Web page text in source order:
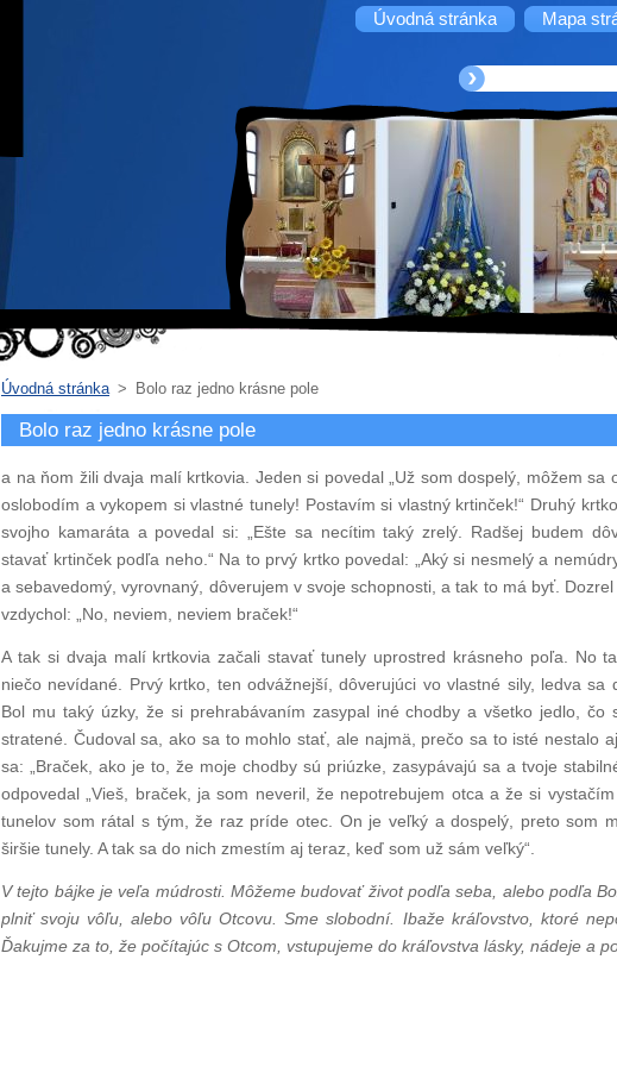
Úvodná stránka Mapa
Úvodná stránka > Bolo raz jedno krásne pole
Bolo raz jedno krásne pole
a na ňom žili dvaja malí krtkovia. Jeden si povedal „Už som dospelý, môžem sa
oslobodím a vykopem si vlastné tunely! Postavím si vlastný krtinček!“ Druhý
svojho kamaráta a povedal si: „Ešte sa necítim taký zrelý. Radšej budem
stavať krtinček podľa neho.“ Na to prvý krtko povedal: „Aký si nesmelý a
a sebavedomý, vyrovnaný, dôverujem v svoje schopnosti, a tak to má byť.
vzdychol: „No, neviem, neviem braček!“
A tak si dvaja malí krtkovia začali stavať tunely uprostred krásneho poľa. No
niečo nevídané. Prvý krtko, ten odvážnejší, dôverujúci vo vlastné sily, ledva sa
Bol mu taký úzky, že si prehrabávaním zasypal iné chodby a všetko jedlo, čo
stratené. Čudoval sa, ako sa to mohlo stať, ale najmä, prečo sa to isté nestalo
sa: „Braček, ako je to, že moje chodby sú priúzke, zasypávajú sa a tvoje
odpovedal „Vieš, braček, ja som neveril, že nepotrebujem otca a že si
tunelov som rátal s tým, že raz príde otec. On je veľký a dospelý, preto som
širšie tunely. A tak sa do nich zmestím aj teraz, keď som už sám veľký“.
V tejto bájke je veľa múdrosti. Môžeme budovať život podľa seba, alebo podľa
plniť svoju vôľu, alebo vôľu Otcovu. Sme slobodní. Ibaže kráľovstvo, ktoré
Ďakujme za to, že počítajúc s Otcom, vstupujeme do kráľovstva lásky, nádeje a